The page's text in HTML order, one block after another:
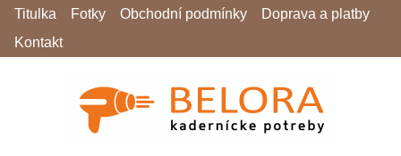
Titulka Fotky Obchodní podmínky
Doprava a platby
Kontakt